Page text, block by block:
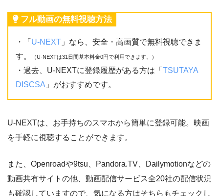
フル動画の無料視聴方法
・「 U-NEXT 」なら、安全・高画質で無料視聴できま
す。
（U-NEXTは31日間基本料金0円で利用できます。）
・過去、U-NEXTに登録履歴がある方は「 TSUTAYA
DISCSA 」がおすすめです。
U-NEXTは、お手持ちのスマホから簡単に登録可能。映画
を手軽に視聴することができます。
また、Openroadや9tsu、Pandora.TV、Dailymotionなどの
動画共有サイトの他、動画配信サービス全20社の配信状況
も確認していますので、気になる方はそちらもチェックし